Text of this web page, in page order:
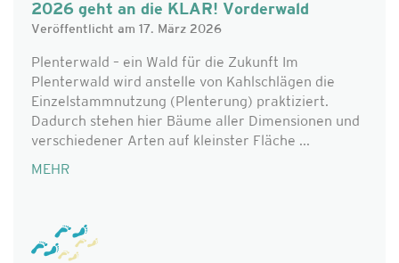
2026 geht an die KLAR! Vorderwald
Veröffentlicht am 17. März 2026
Plenterwald – ein Wald für die Zukunft Im
Plenterwald wird anstelle von Kahlschlägen die
Einzelstammnutzung (Plenterung) praktiziert.
Dadurch stehen hier Bäume aller Dimensionen und
verschiedener Arten auf kleinster Fläche ...
MEHR